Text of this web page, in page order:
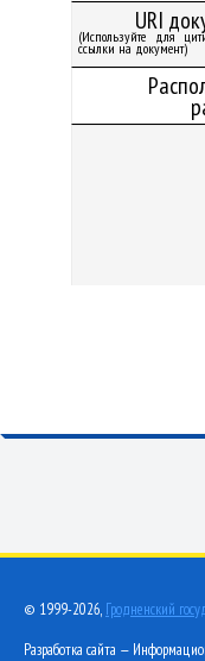
URI
(Используйте для
ссылки на документ)
© 1999-2026, Гродненский
Разработка сайта —